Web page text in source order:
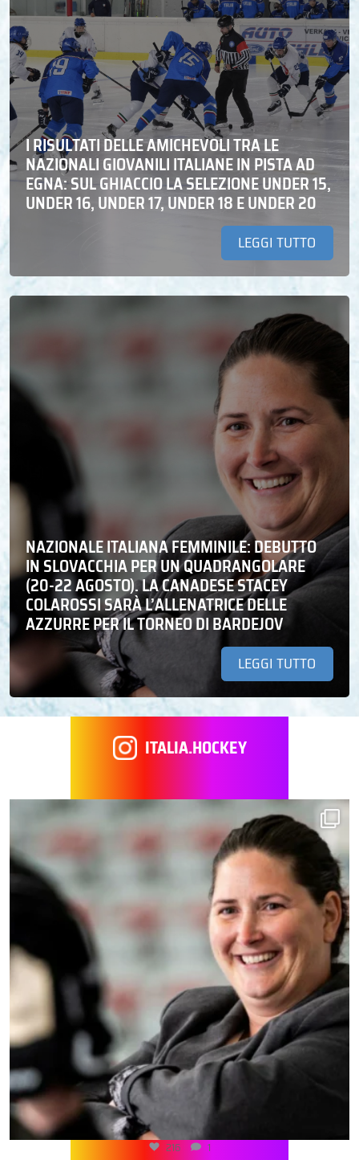
I RISULTATI DELLE AMICHEVOLI TRA LE
NAZIONALI GIOVANILI ITALIANE IN PISTA AD
EGNA: SUL GHIACCIO LA SELEZIONE UNDER 15,
UNDER 16, UNDER 17, UNDER 18 E UNDER 20
LEGGI TUTTO
NAZIONALE ITALIANA FEMMINILE: DEBUTTO
IN SLOVACCHIA PER UN QUADRANGOLARE
(20-22 AGOSTO). LA CANADESE STACEY
COLAROSSI SARÀ L’ALLENATRICE DELLE
AZZURRE PER IL TORNEO DI BARDEJOV
LEGGI TUTTO
ITALIA.HOCKEY
216 1